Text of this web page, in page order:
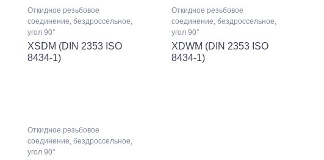
Откидное резьбовое
соединение, бездроссельное,
угол 90°
XSDM (DIN 2353 ISO
8434-1)
Откидное резьбовое
соединение, бездроссельное,
угол 90°
XDWM (DIN 2353 ISO
8434-1)
Откидное резьбовое
соединение, бездроссельное,
угол 90°